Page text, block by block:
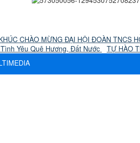
CHÀO MỪNG ĐẠI HỘI ĐOÀN TNCS
Yêu Quê Hương, Đất Nước
TỰ HÀO